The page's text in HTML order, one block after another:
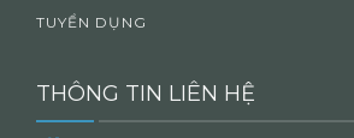
TUYỂN DỤNG
THÔNG TIN LIÊN HỆ